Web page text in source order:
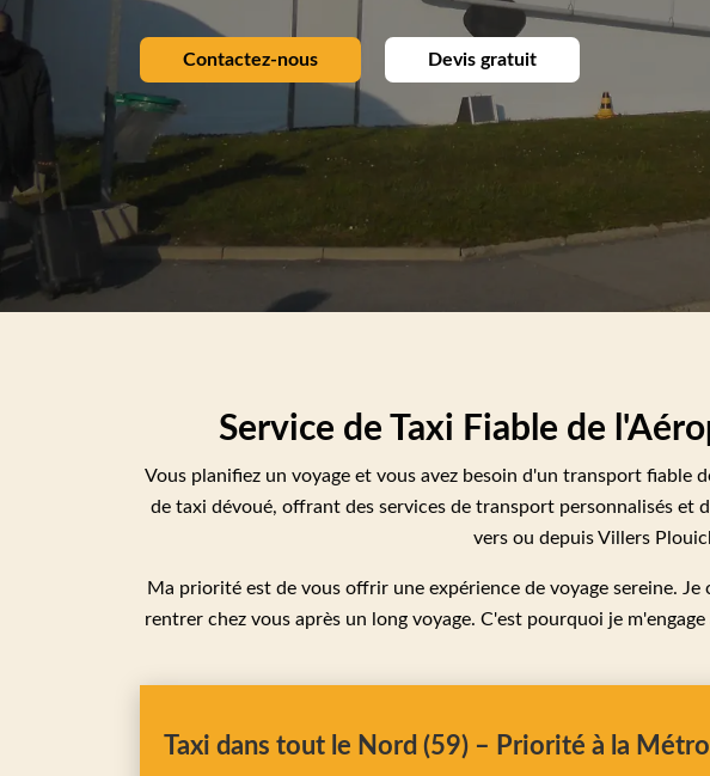
Contactez-nous Devis gratuit
Service de Taxi Fiable de
Vous planifiez un voyage et vous avez besoin d'un transport fiable
de taxi dévoué, offrant des services de transport personnalisés et
vers ou depuis Villers
Ma priorité est de vous offrir une expérience de voyage sereine.
rentrer chez vous après un long voyage. C'est pourquoi je
Taxi dans tout le Nord (59) – Priorité à la